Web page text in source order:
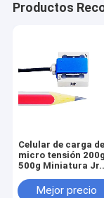
Productos
Celular de carga de
micro tensión 200g
500g Miniatura Jr.
fuerza de haz S 5N
Mejor precio